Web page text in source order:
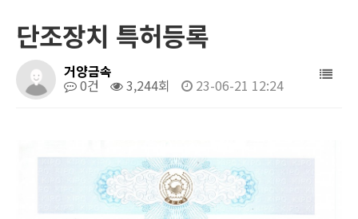
단조장치 특허등록
거양금속
0건 3,244회 23-06-21 12:24